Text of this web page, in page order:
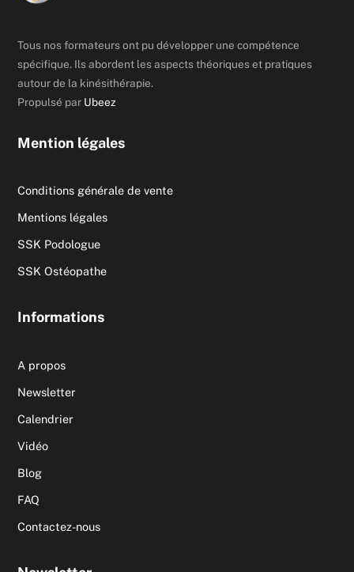
Tous nos formateurs ont pu développer une compétence
spécifique. Ils abordent les aspects théoriques et pratiques
autour de la kinésithérapie.
Propulsé par Ubeez
Mention légales
Conditions générale de vente
Mentions légales
SSK Podologue
SSK Ostéopathe
Informations
A propos
Newsletter
Calendrier
Vidéo
Blog
FAQ
Contactez-nous